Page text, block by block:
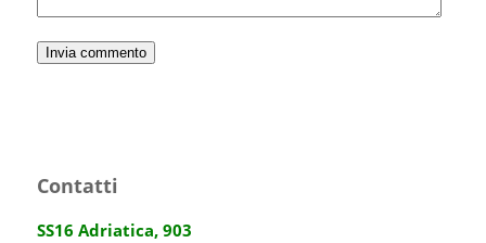
Contatti
SS16 Adriatica, 903